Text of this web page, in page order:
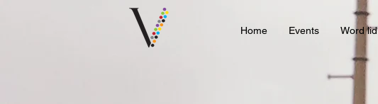
Home Events Word lid